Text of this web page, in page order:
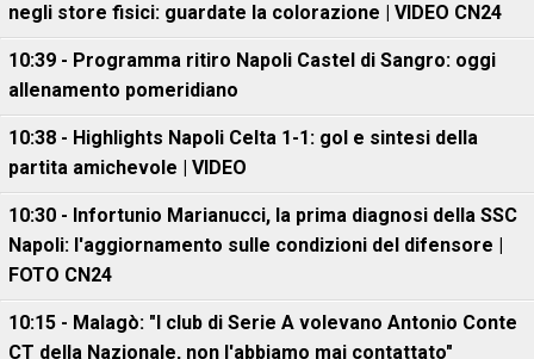
negli store fisici: guardate la colorazione | VIDEO CN24
10:39 - Programma ritiro Napoli Castel di Sangro: oggi
allenamento pomeridiano
10:38 - Highlights Napoli Celta 1-1: gol e sintesi della
partita amichevole | VIDEO
10:30 - Infortunio Marianucci, la prima diagnosi della SSC
Napoli: l'aggiornamento sulle condizioni del difensore |
FOTO CN24
10:15 - Malagò: "I club di Serie A volevano Antonio Conte
CT della Nazionale, non l'abbiamo mai contattato"